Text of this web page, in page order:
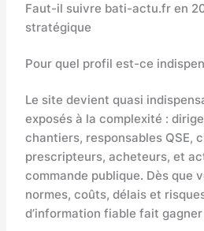
Faut-il suivre bati-actu.fr en
stratégique
Pour quel profil est-ce
Le site devient quasi
exposés à la complexité :
chantiers, responsables QSE,
prescripteurs, acheteurs, et
commande publique. Dès que
normes, coûts, délais et
d’information fiable fait